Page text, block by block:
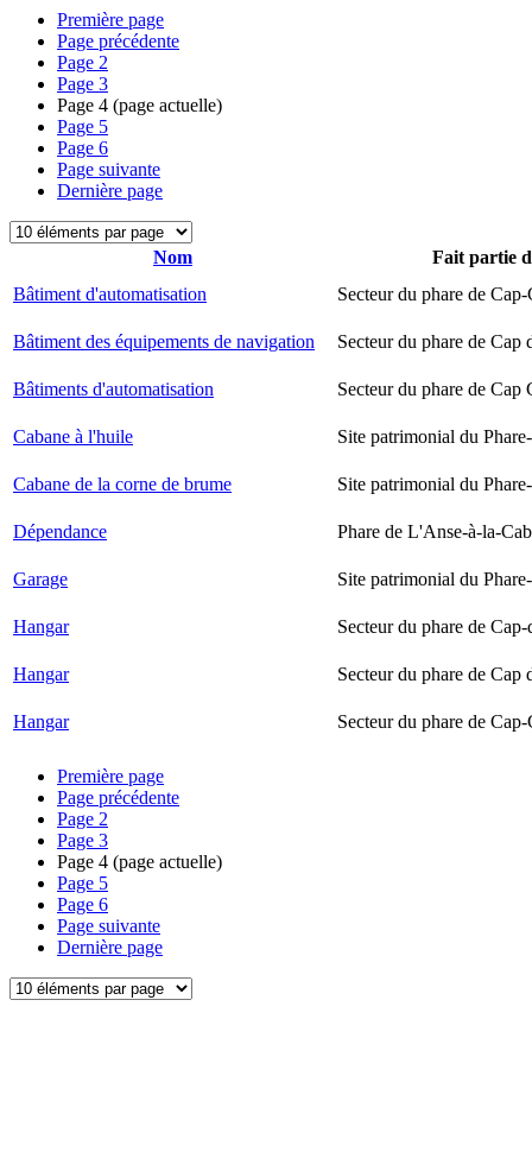
Première page
Page précédente
Page 2
Page 3
Page 4 (page actuelle)
Page 5
Page 6
Page suivante
Dernière page
Nom
Fait partie
Bâtiment d'automatisation
Secteur du phare de Cap-
Bâtiment des équipements de navigation Secteur du phare de Cap
Bâtiments d'automatisation Secteur du phare de Cap
Cabane à l'huile Site patrimonial du
Cabane de la corne de brume Site patrimonial du
Dépendance Phare de L'Anse-à-la-
Garage Site patrimonial du
Hangar Secteur du phare de Cap-
Hangar Secteur du phare de Cap
Hangar Secteur du phare de Cap-
Première page
Page précédente
Page 2
Page 3
Page 4 (page actuelle)
Page 5
Page 6
Page suivante
Dernière page